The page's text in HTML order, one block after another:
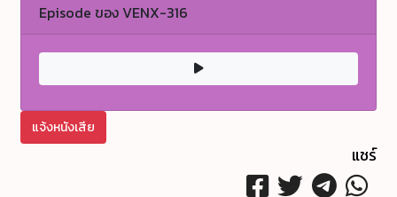
Episode ของ VENX-316
แจ้งหนังเสีย
แชร์